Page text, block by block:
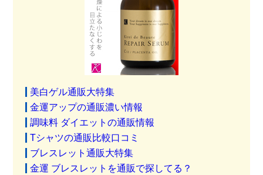
美白ゲル通販大特集
金運アップの通販濃い情報
調味料 ダイエットの通販情報
Tシャツの通販比較口コミ
ブレスレット通販大特集
金運 ブレスレットを通販で探してる？